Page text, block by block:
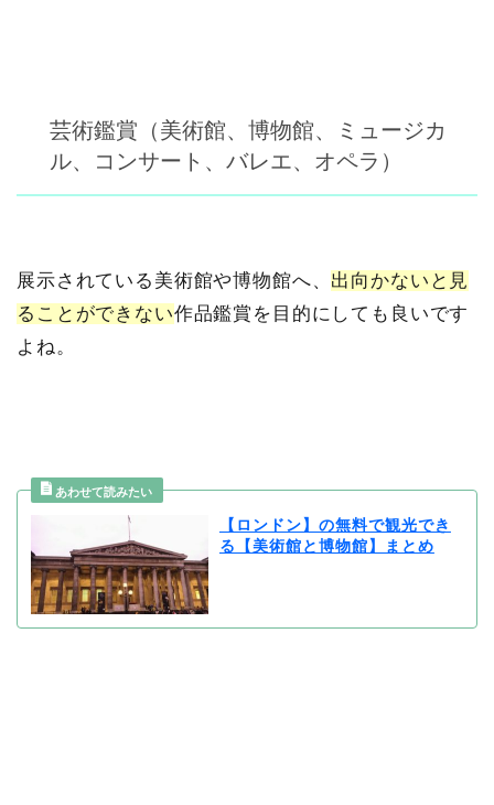
芸術鑑賞（美術館、博物館、ミュージカ
ル、コンサート、バレエ、オペラ）
展示されている美術館や博物館へ、 出向かないと見
ることができない作品鑑賞を目的にしても良いです
よね。
【ロンドン】の無料で観光でき
る【美術館と博物館】まとめ